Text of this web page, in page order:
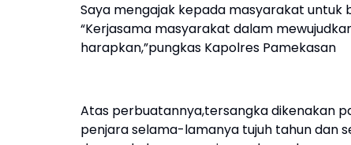
Saya mengajak kepada masyarakat
“Kerjasama masyarakat dalam
harapkan,”pungkas Kapolres Pamekasan
Atas perbuatannya,tersangka dikenakan
penjara selama-lamanya tujuh tahun dan